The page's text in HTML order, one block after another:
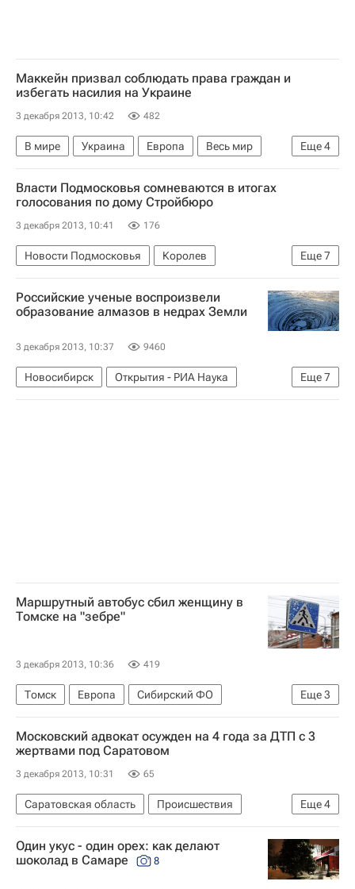
Маккейн призвал соблюдать права граждан и
избегать насилия на Украине
3 декабря 2013, 10:42 482
Еще4
В мире Украина Европа
Весь мир
Джон Маккейн (политик)
Кабинет министров Украины
Евросоюз
"Евромайдан" в Киеве
Власти Подмосковья сомневаются в итогах
голосования по дому Стройбюро
3 декабря 2013, 10:41 176
Еще7
Новости Подмосковья
Королев
Московская область (Подмосковье)
Центральный ФО
Весь мир
Европа
Правительство Московской области
Российские ученые воспроизвели
образование алмазов в недрах Земли
3 декабря 2013, 10:37 9460
Еще7
Новосибирск
Открытия - РИА Наука
Наука
Новосибирская область
Весь мир
Маршрутный автобус сбил женщину в
Томске на "зебре"
3 декабря 2013, 10:36 419
Еще3
Томск Европа
Сибирский ФО
Томская область
Весь мир Россия
Московский адвокат осужден на 4 года за ДТП с 3
жертвами под Саратовом
3 декабря 2013, 10:31 65
Еще4
Саратовская область
Происшествия
Весь мир
Европа
Приволжский ФО
Россия
Один укус - один орех: как делают
шоколад в Самаре
8